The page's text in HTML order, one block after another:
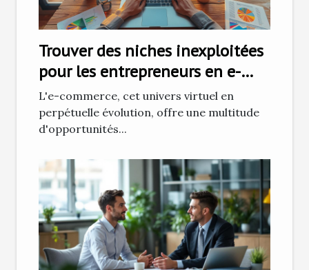
Trouver des niches inexploitées
pour les entrepreneurs en e-
commerce
L'e-commerce, cet univers virtuel en
perpétuelle évolution, offre une multitude
d'opportunités...